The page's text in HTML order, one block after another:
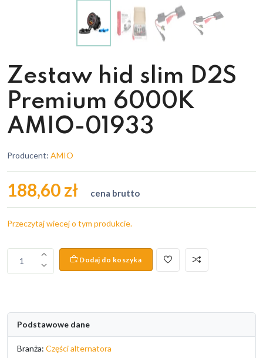
Zestaw hid slim D2S
Premium 6000K
AMIO-01933
Producent: AMIO
188,60 zł cena brutto
Przeczytaj wiecej o tym produkcie.
1 Dodaj do koszyka
Podstawowe dane
Branża: Części alternatora